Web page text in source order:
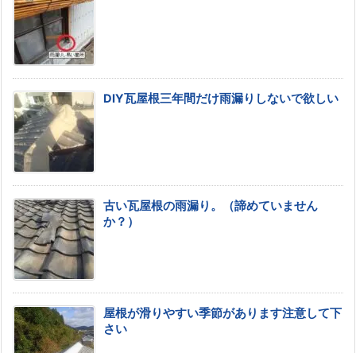
DIY瓦屋根三年間だけ雨漏りしないで欲しい
古い瓦屋根の雨漏り。（諦めていません
か？）
屋根が滑りやすい季節があります注意して下
さい